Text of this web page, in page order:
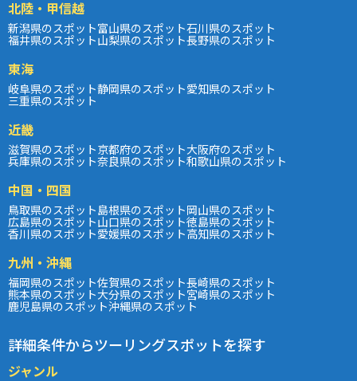
北陸・甲信越
新潟県のスポット富山県のスポット石川県のスポット
福井県のスポット山梨県のスポット長野県のスポット
東海
岐阜県のスポット静岡県のスポット愛知県のスポット
三重県のスポット
近畿
滋賀県のスポット京都府のスポット大阪府のスポット
兵庫県のスポット奈良県のスポット和歌山県のスポット
中国・四国
鳥取県のスポット島根県のスポット岡山県のスポット
広島県のスポット山口県のスポット徳島県のスポット
香川県のスポット愛媛県のスポット高知県のスポット
九州・沖縄
福岡県のスポット佐賀県のスポット長崎県のスポット
熊本県のスポット大分県のスポット宮崎県のスポット
鹿児島県のスポット沖縄県のスポット
詳細条件からツーリングスポットを探す
ジャンル